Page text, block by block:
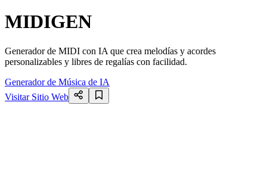
MIDIGEN
Generador de MIDI con IA que crea melodías y acordes
personalizables y libres de regalías con facilidad.
Generador de Música de IA
Visitar Sitio Web